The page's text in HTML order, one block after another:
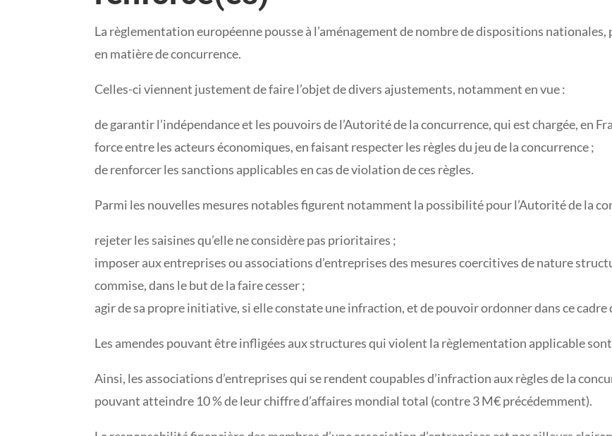
La règlementation européenne pousse à l’aménagement de nombre de dispositions
en matière de concurrence.
Celles-ci viennent justement de faire l’objet de divers ajustements, notamment en vue :
de garantir l’indépendance et les pouvoirs de l’Autorité de la concurrence, qui est chargée, en
force entre les acteurs économiques, en faisant respecter les règles du jeu de la concurrence ;
de renforcer les sanctions applicables en cas de violation de ces règles.
Parmi les nouvelles mesures notables figurent notamment la possibilité pour l’Autorité de la
rejeter les saisines qu’elle ne considère pas prioritaires ;
imposer aux entreprises ou associations d’entreprises des mesures coercitives de nature
commise, dans le but de la faire cesser ;
agir de sa propre initiative, si elle constate une infraction, et de pouvoir ordonner dans ce cadre
Les amendes pouvant être infligées aux structures qui violent la règlementation applicable
Ainsi, les associations d’entreprises qui se rendent coupables d’infraction aux règles de la
pouvant atteindre 10 % de leur chiffre d’affaires mondial total (contre 3 M€ précédemment).